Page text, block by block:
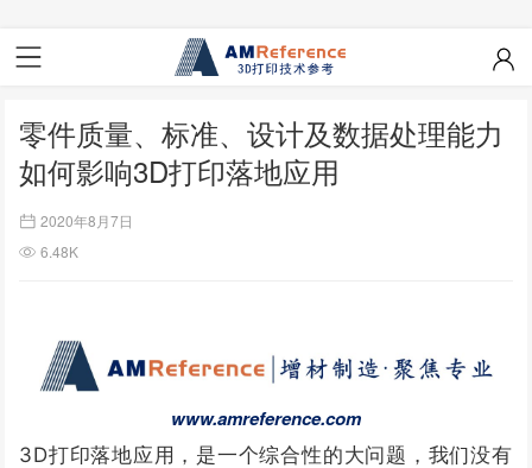
零件质量、标准、设计及数据处理能力
如何影响3D打印落地应用
2020年8月7日
6.48K
www.amreference.com
3D打印落地应用，是一个综合性的大问题，我们没有